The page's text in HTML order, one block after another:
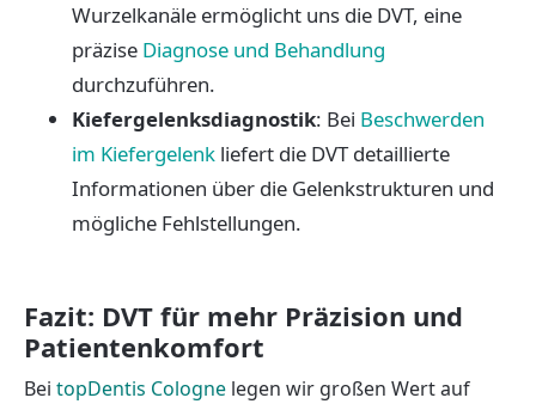
Wurzelkanäle ermöglicht uns die DVT, eine
präzise Diagnose und Behandlung
durchzuführen.
Kiefergelenksdiagnostik: Bei Beschwerden
im Kiefergelenk liefert die DVT detaillierte
Informationen über die Gelenkstrukturen und
mögliche Fehlstellungen.
Fazit: DVT für mehr Präzision und
Patientenkomfort
Bei topDentis Cologne legen wir großen Wert auf